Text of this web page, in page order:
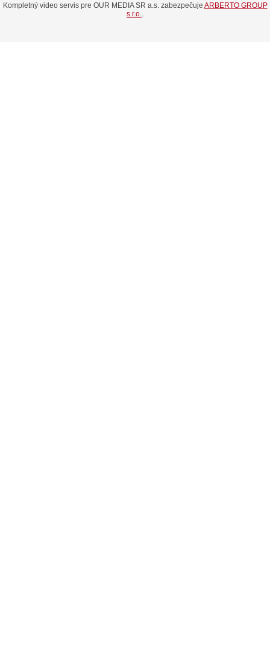
Kompletný video servis pre OUR MEDIA SR a.s. zabezpečuje ARBERTO GROUP
s.r.o..